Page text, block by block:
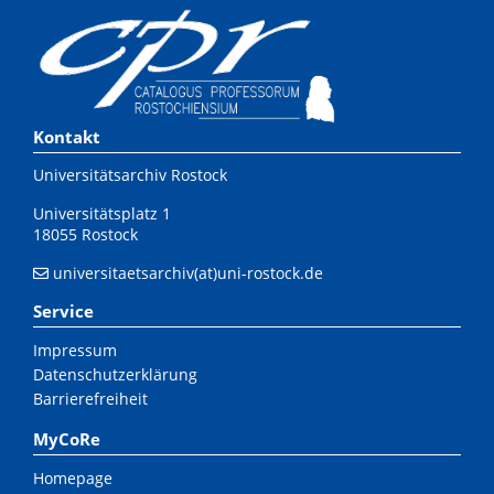
Kontakt
Universitätsarchiv Rostock
Universitätsplatz 1
18055 Rostock
universitaetsarchiv(at)uni-rostock.de
Service
Impressum
Datenschutzerklärung
Barrierefreiheit
MyCoRe
Homepage